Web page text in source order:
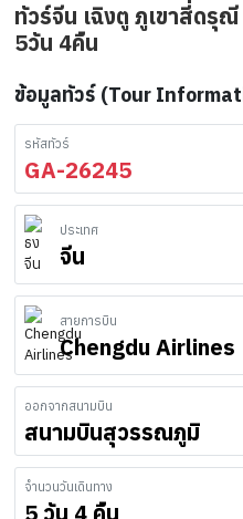
ทัวร์จีน เฉิงตู ภูเขาสี่ดรุ
5วัน 4คืน
ข้อมูลทัวร์ (Tour
รหัสทัวร์
GA-26245
ประเทศ
จีน
สายการบิน
Chengdu Airlines
ออกจากสนามบิน
สนามบินสุวรรณภูมิ
จำนวนวันเดินทาง
5 วัน 4 คืน